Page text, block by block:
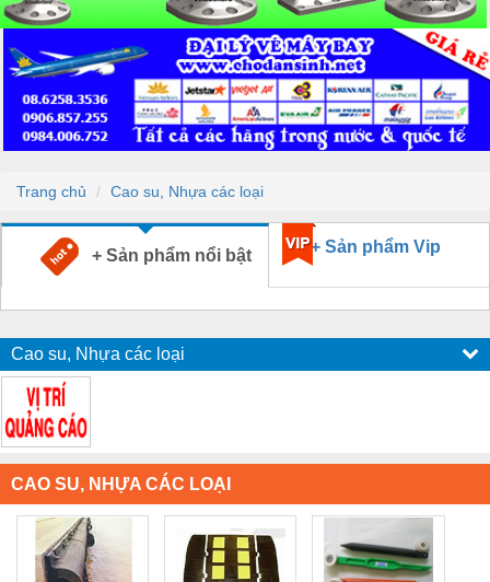
Trang chủ Cao su, Nhựa các loại
+ Sản phẩm nổi bật + Sản phẩm Vip
Cao su, Nhựa các loại
CAO SU, NHỰA CÁC LOẠI